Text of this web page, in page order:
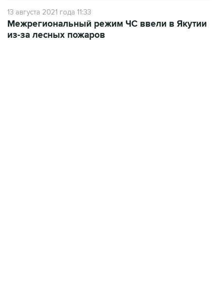
13 августа 2021 года 11:33
Межрегиональный режим ЧС ввели в Якутии
из-за лесных пожаров